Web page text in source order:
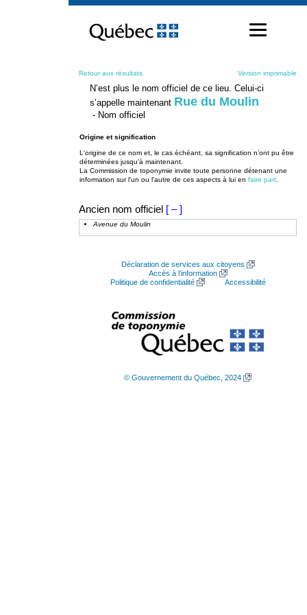
contenu
Retour aux résultats Version imprimable
N’est plus le nom officiel de ce lieu. Celui-ci
s’appelle maintenant Rue du Moulin
- Nom officiel
Origine et signification
L'origine de ce nom et, le cas échéant, sa signification n’ont pu être
déterminées jusqu’à maintenant.
La Commission de toponymie invite toute personne détenant une
information sur l'un ou l'autre de ces aspects à lui en faire part
Ancien nom officiel [ – ]
Avenue du Moulin
Déclaration de services aux citoyens
Accès à l’information
Politique de confidentialité
Accessibilité
© Gouvernement du Québec, 2024